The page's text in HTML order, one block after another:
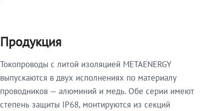
Продукция
Токопроводы с литой изоляцией METAENERGY
выпускаются в двух исполнениях по материалу
проводников — алюминий и медь. Обе серии имеют
степень защиты IP68, монтируются из секций